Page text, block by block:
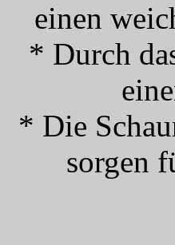
einen
* Durch
* Die
sorgen